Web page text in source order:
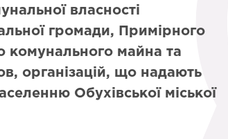
власності
громади, Примірного
комунального майна та
організацій, що надають
Обухівської міської